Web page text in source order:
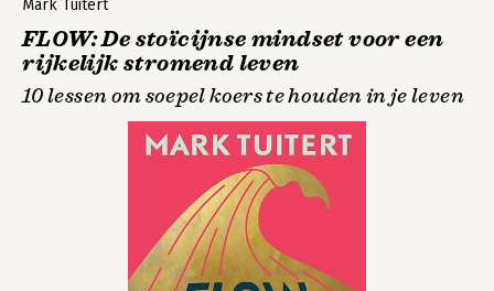
Mark Tuitert
FLOW: De stoïcijnse mindset voor een
rijkelijk stromend leven
10 lessen om soepel koers te houden in je leven